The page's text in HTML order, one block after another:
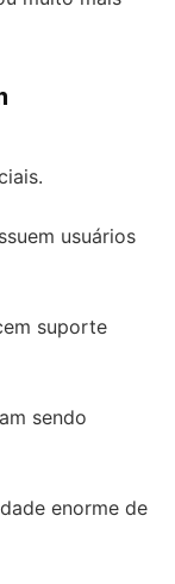
usuários
suporte
sendo
enorme de